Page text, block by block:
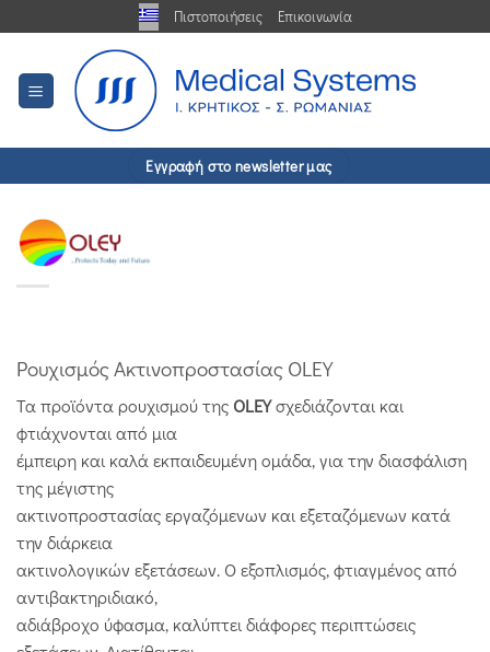
στο
περιεχόμενο
Πιστοποιήσεις Επικοινωνία
Εγγραφή στο newsletter μας
Ρουχισμός Ακτινοπροστασίας OLEY
Τα προϊόντα ρουχισμού της OLEYσχεδιάζονται και
φτιάχνονται από μια
έμπειρη και καλά εκπαιδευμένη ομάδα, για την διασφάλιση
της μέγιστης
ακτινοπροστασίας εργαζόμενων και εξεταζόμενων κατά
την διάρκεια
ακτινολογικών εξετάσεων. Ο εξοπλισμός, φτιαγμένος από
αντιβακτηριδιακό,
αδιάβροχο ύφασμα, καλύπτει διάφορες περιπτώσεις